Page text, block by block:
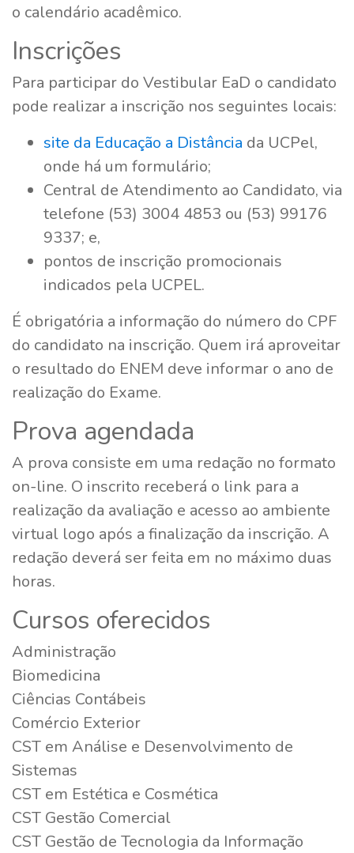
o calendário acadêmico.
Inscrições
Para participar do Vestibular EaD o candidato
pode realizar a inscrição nos seguintes locais:
site da Educação a Distância da UCPel,
onde há um formulário;
Central de Atendimento ao Candidato, via
telefone (53) 3004 4853 ou (53) 99176
9337; e,
pontos de inscrição promocionais
indicados pela UCPEL.
É obrigatória a informação do número do CPF
do candidato na inscrição. Quem irá aproveitar
o resultado do ENEM deve informar o ano de
realização do Exame.
Prova agendada
A prova consiste em uma redação no formato
on-line. O inscrito receberá o link para a
realização da avaliação e acesso ao ambiente
virtual logo após a finalização da inscrição. A
redação deverá ser feita em no máximo duas
horas.
Cursos oferecidos
Administração
Biomedicina
Ciências Contábeis
Comércio Exterior
CST em Análise e Desenvolvimento de
Sistemas
CST em Estética e Cosmética
CST Gestão Comercial
CST Gestão de Tecnologia da Informação